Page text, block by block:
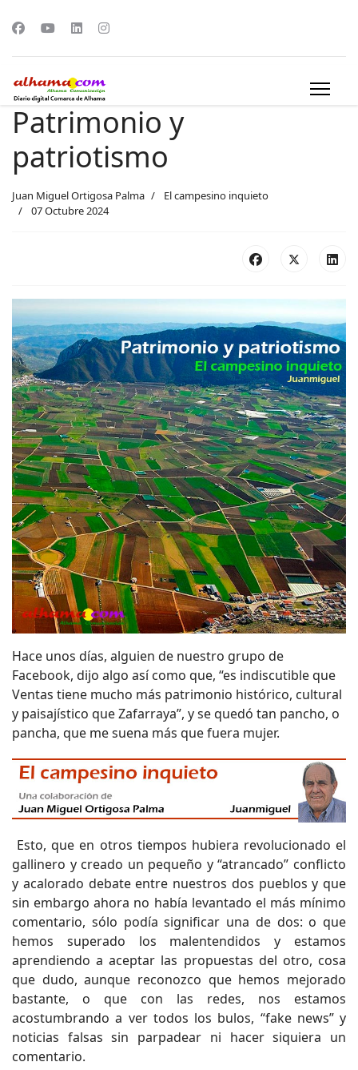
Patrimonio y
patriotismo
Juan Miguel Ortigosa Palma
El campesino inquieto
07 Octubre 2024
Hace unos días, alguien de nuestro grupo de
Facebook, dijo algo así como que, “es indiscutible que
Ventas tiene mucho más patrimonio histórico, cultural
y paisajístico que Zafarraya”, y se quedó tan pancho, o
pancha, que me suena más que fuera mujer.
Esto, que en otros tiempos hubiera revolucionado el
gallinero y creado un pequeño y “atrancado” conflicto
y acalorado debate entre nuestros dos pueblos y que
sin embargo ahora no había levantado el más mínimo
comentario, sólo podía significar una de dos: o que
hemos superado los malentendidos y estamos
aprendiendo a aceptar las propuestas del otro, cosa
que dudo, aunque reconozco que hemos mejorado
bastante, o que con las redes, nos estamos
acostumbrando a ver todos los bulos, “fake news” y
noticias falsas sin parpadear ni hacer siquiera un
comentario.